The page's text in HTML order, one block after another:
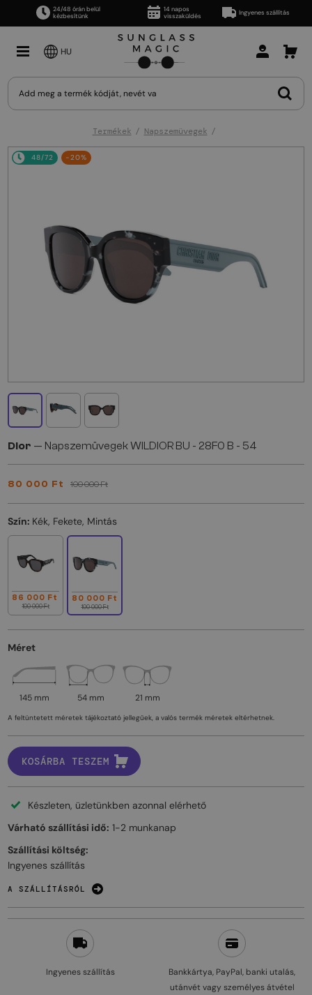
24/48 órán belül
kézbesítünk
14 napos
visszaküldés
Ingyenes szállítás
HU
Termékek Napszemüvegek
Ingyenes szállítás
Bankkártya, PayPal, banki utalás,
utánvét vagy személyes átvétel
48/72 -20%
Dior — Napszemüvegek WILDIOR BU - 28F0 B - 54
80 000 Ft 100 000 Ft
Szín: Kék, Fekete, Mintás
86 000 Ft
100 000 Ft
80 000 Ft
100 000 Ft
Méret
145 mm 54 mm 21 mm
A feltüntetett méretek tájékoztató jellegűek, a valós termék méretek eltérhetnek.
KOSÁRBA TESZEM
Készleten, üzletünkben azonnal elérhető
Várható szállítási idő: 1-2 munkanap
Szállítási költség:
Ingyenes szállítás
A SZÁLLÍTÁSRÓL